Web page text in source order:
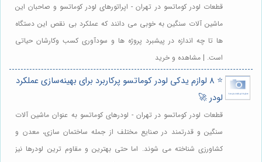
قطعات لودر کوماتسو در تهران - اپراتورهای لودر کوماتسو و صاحبان این
ماشین آلات سنگین به خوبی می دانند که عملکرد بی نقص این دستگاه
ها تا چه اندازه در پیشبرد پروژه ها و سودآوری کسب وکارشان حیاتی
است. | مشاهده و خرید
⭐️ 8 لوازم یدکی لودر کوماتسو پرکاربرد برای بهینه‌سازی عملکرد
لودر 🚀
قطعات لودر کوماتسو در تهران - لودرهای کوماتسو به عنوان ماشین آلات
سنگین و قدرتمند در صنایع مختلف از جمله ساختمان سازی، معدن و
کشاورزی شناخته می شوند. اما حتی بهترین و مقاوم ترین لودرها نیز